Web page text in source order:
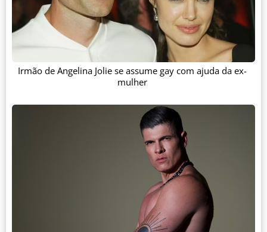
Irmão de Angelina Jolie se assume gay com ajuda da ex-
mulher